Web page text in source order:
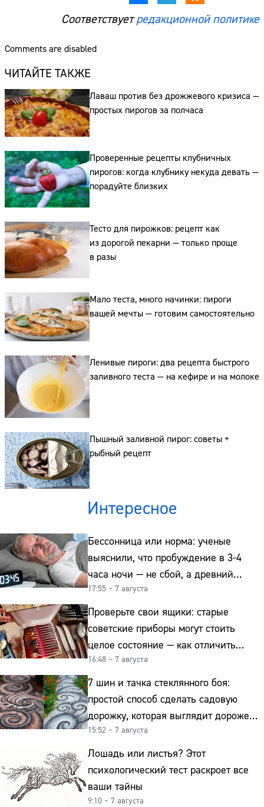
Соответствуетредакционной политике
Comments are disabled
ЧИТАЙТЕ ТАКЖЕ
Лаваш против без дрожжевого кризиса —
простых пирогов за полчаса
Проверенные рецепты клубничных
пирогов: когда клубнику некуда девать —
порадуйте близких
Тесто для пирожков: рецепт как
из дорогой пекарни — только проще
в разы
Мало теста, много начинки: пироги
вашей мечты — готовим самостоятельно
Ленивые пироги: два рецепта быстрого
заливного теста — на кефире и на молоке
Пышный заливной пирог: советы +
рыбный рецепт
Интересное
Бессонница или норма: ученые
выяснили, что пробуждение в 3-4
часа ночи — не сбой, а древний
биологический ритм
17:55 – 7 августа
Проверьте свои ящики: старые
советские приборы могут стоить
целое состояние — как отличить
подделку от мельхиора
16:48 – 7 августа
7 шин и тачка стеклянного боя:
простой способ сделать садовую
дорожку, которая выглядит дороже
гранита
15:52 – 7 августа
Лошадь или листья? Этот
психологический тест раскроет все
ваши тайны
9:10 – 7 августа
Адрес:
Телефон: